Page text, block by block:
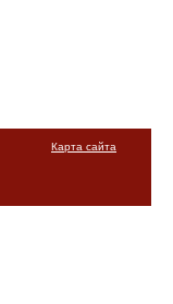
Карта сайта